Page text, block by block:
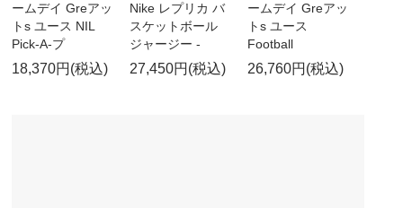
ームデイ Greアッ
トs ユース NIL
Pick-A-プ
18,370円(税込)
Nike レプリカ バ
スケットボール
ジャージー -
27,450円(税込)
ームデイ Greアッ
トs ユース
Football
26,760円(税込)